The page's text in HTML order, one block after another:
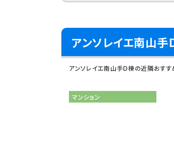
アンソレイエ南山
アンソレイエ南山手Ｄ棟の近隣おす
マンション